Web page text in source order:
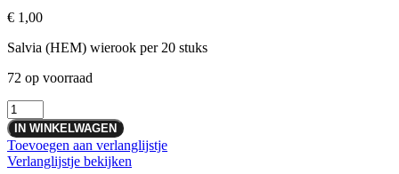
€ 1,00
Salvia (HEM) wierook per 20 stuks
72 op voorraad
Salvia
(HEM)
aantal
IN WINKELWAGEN
Toevoegen aan verlanglijstje
Verlanglijstje bekijken